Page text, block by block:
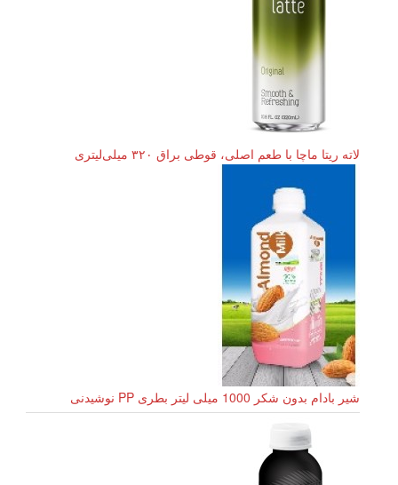
لاته ریتا ماچا با طعم اصلی، قوطی براق ۳۲۰ میلی‌لیتری
شیر بادام بدون شکر 1000 میلی لیتر بطری PP نوشیدنی